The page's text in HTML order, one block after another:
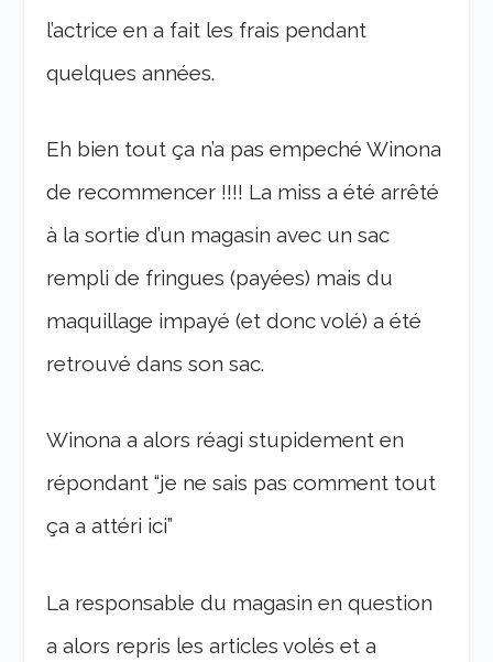
l’actrice en a fait les frais pendant
quelques années.
Eh bien tout ça n’a pas empeché Winona
de recommencer !!!! La miss a été arrêté
à la sortie d’un magasin avec un sac
rempli de fringues (payées) mais du
maquillage impayé (et donc volé) a été
retrouvé dans son sac.
Winona a alors réagi stupidement en
répondant “je ne sais pas comment tout
ça a attéri ici”
La responsable du magasin en question
a alors repris les articles volés et a